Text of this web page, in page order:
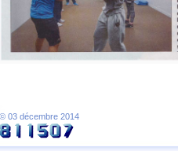
© 03 décembre 2014